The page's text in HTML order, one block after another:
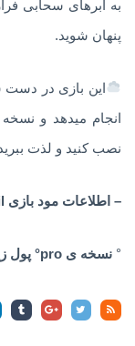
به ابرهای سحابی
پنهان شوید.
این بازی در دست
انجام میدهد و
نصب کنید و لذت
– اطلاعات مود بازی Evochron Mobil
‌‌‌‌‌° نسخه ی pro° پول زیاد° بدون تبلیغ